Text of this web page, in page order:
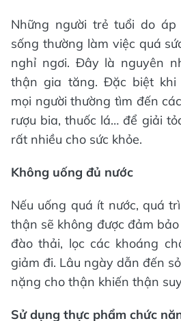
Những người trẻ tuổi do áp
sống thường làm việc quá
nghỉ ngơi. Đây là nguyên
thận gia tăng. Đặc biệt khi
mọi người thường tìm đến
rượu bia, thuốc lá… để giải
rất nhiều cho sức khỏe.
Không uống đủ nước
Nếu uống quá ít nước, quá
thận sẽ không được đảm
đào thải, lọc các khoáng
giảm đi. Lâu ngày dẫn đến
nặng cho thận khiến thận
Sử dụng thực phẩm chức